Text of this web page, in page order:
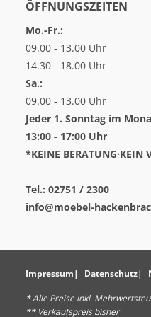
ÖFFNUNGSZEITEN
Mo.-Fr.:
09.00 - 13.00 Uhr
14.30 - 18.00 Uhr
Sa.:
09.00 - 13.00 Uhr
Jeder 1. Sonntag im
13:00 - 17:00 Uhr
*KEINE BERATUNG·KEIN
Tel.: 02751 / 2300
info@moebel-
Impressum Datenschutz
* Alle Preise inkl.
** Verkaufspreis bisher